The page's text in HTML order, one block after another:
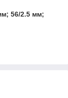
56/2.5 мм;